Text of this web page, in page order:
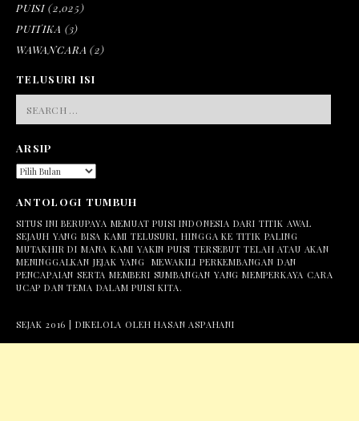
PUISI (2,025)
PUITIKA (3)
WAWANCARA (2)
TELUSURI ISI
FOR:
ARSIP
ARSIP
ANTOLOGI TUMBUH
SITUS INI BERUPAYA MEMUAT PUISI INDONESIA DARI TITIK AWAL
SEJAUH YANG BISA KAMI TELUSURI, HINGGA KE TITIK PALING
MUTAKHIR DI MANA KAMI YAKIN PUISI TERSEBUT TELAH ATAU AKAN
MENINGGALKAN JEJAK YANG MEWAKILI PERKEMBANGAN DAN
PENCAPAIAN SERTA MEMBERI SUMBANGAN YANG MEMPERKAYA CARA
UCAP DAN TEMA DALAM PUISI KITA.
SEJAK 2016 | DIKELOLA OLEH HASAN ASPAHANI